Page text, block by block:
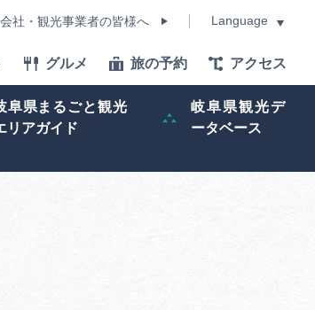
社・観光事業者の皆様へ Language
グルメ 旅の予約 アクセス
阜県まるごと観光
リアガイド
岐阜県観光デ
ータベース